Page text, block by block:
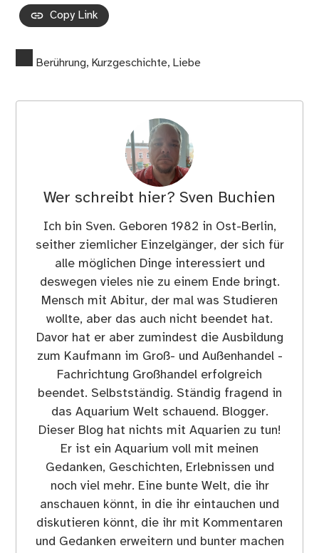
Copy Link
Berührung, Kurzgeschichte, Liebe
Wer schreibt hier? Sven Buchien
Ich bin Sven. Geboren 1982 in Ost-Berlin,
seither ziemlicher Einzelgänger, der sich für
alle möglichen Dinge interessiert und
deswegen vieles nie zu einem Ende bringt.
Mensch mit Abitur, der mal was Studieren
wollte, aber das auch nicht beendet hat.
Davor hat er aber zumindest die Ausbildung
zum Kaufmann im Groß- und Außenhandel -
Fachrichtung Großhandel erfolgreich
beendet. Selbstständig. Ständig fragend in
das Aquarium Welt schauend. Blogger.
Dieser Blog hat nichts mit Aquarien zu tun!
Er ist ein Aquarium voll mit meinen
Gedanken, Geschichten, Erlebnissen und
noch viel mehr. Eine bunte Welt, die ihr
anschauen könnt, in die ihr eintauchen und
diskutieren könnt, die ihr mit Kommentaren
und Gedanken erweitern und bunter machen